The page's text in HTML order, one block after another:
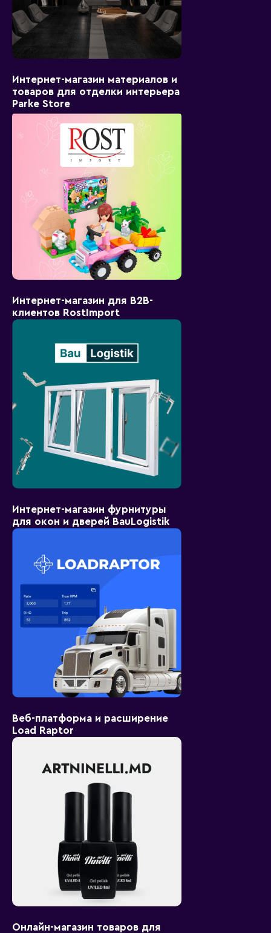
Интернет-магазин материалов и
товаров для отделки интерьера
Parke Store
Интернет-магазин для B2B-
клиентов RostImport
Интернет-магазин фурнитуры
для окон и дверей BauLogistik
Веб-платформа и расширение
Load Raptor
Онлайн-магазин товаров для